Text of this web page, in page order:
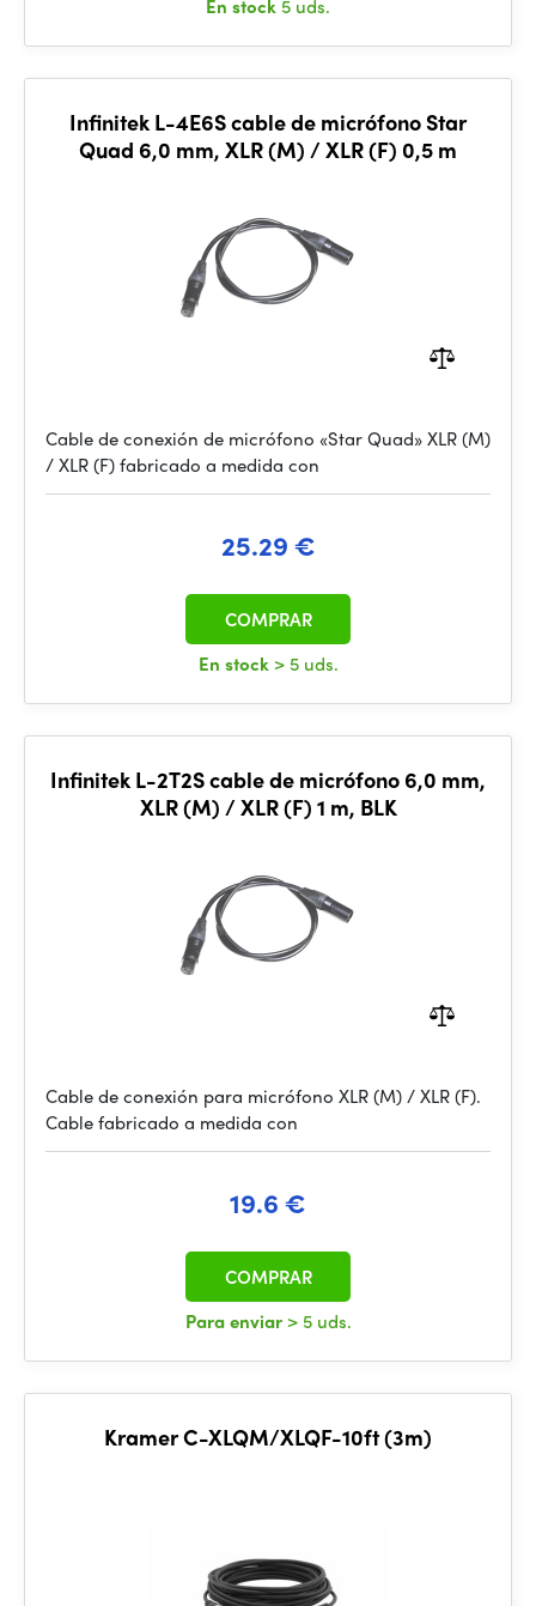
En stock 5 uds.
Infinitek L-4E6S cable de micrófono Star
Quad 6,0 mm, XLR (M) / XLR (F) 0,5 m
Cable de conexión de micrófono «Star Quad» XLR (M)
/ XLR (F) fabricado a medida con
25.29 €
En stock > 5 uds.
COMPRAR
Infinitek L-2T2S cable de micrófono 6,0 mm,
XLR (M) / XLR (F) 1 m, BLK
Cable de conexión para micrófono XLR (M) / XLR (F).
Cable fabricado a medida con
19.6 €
Para enviar > 5 uds.
COMPRAR
Kramer C-XLQM/XLQF-10ft (3m)